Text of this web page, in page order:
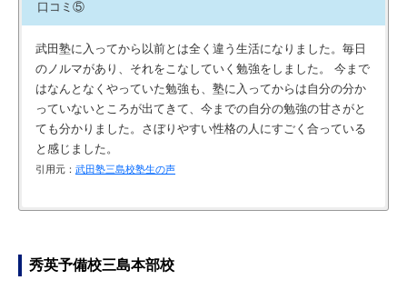
口コミ⑤
武田塾に入ってから以前とは全く違う生活になりました。毎日
のノルマがあり、それをこなしていく勉強をしました。 今まで
はなんとなくやっていた勉強も、塾に入ってからは自分の分か
っていないところが出てきて、今までの自分の勉強の甘さがと
ても分かりました。さぼりやすい性格の人にすごく合っている
と感じました。
引用元： 武田塾三島校塾生の声
会いました。 ほかの大手の塾では月謝がかかりすぎると聞いて
いたため、比較的月謝のかからない武田塾の無料受験相談に行
を捧げることができました。 模試での成果が目に見えるように
なったのは、本当に共通テストの直前期頃で、それまでは苦し
く上昇したと実感しました。 それまでは復習をあまり重視して
いなかったのですが、４日→２日というペースと確認テストで
にできた点がよかったです。完全個別指導で親身になって対応
してくれたので、安心して任せられました。
秀英予備校三島本部校